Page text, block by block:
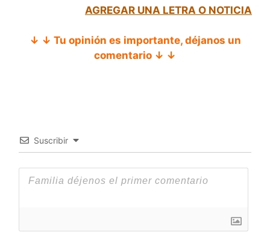
AGREGAR UNA LETRA O NOTICIA
↓ ↓ Tu opinión es importante, déjanos un
comentario ↓ ↓
Suscribir